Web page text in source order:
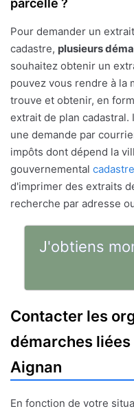
parcelle ?
Pour demander un
cadastre, plusieurs
souhaitez obtenir un
pouvez vous rendre à la
trouve et obtenir, en
extrait de plan
une demande par
impôts dont dépend la
gouvernemental
d'imprimer des extraits
recherche par adresse
J'obtiens
Contacter les
démarches
Aignan
En fonction de votre